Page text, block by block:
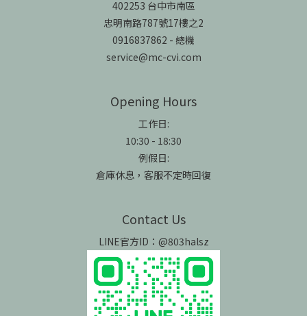
402253 台中市南區
忠明南路787號17樓之2
0916837862 - 總機
service@mc-cvi.com
Opening Hours
工作日:
10:30 - 18:30
例假日:
倉庫休息，客服不定時回復
Contact Us
LINE官方ID：@803halsz